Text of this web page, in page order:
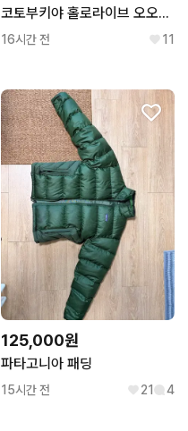
코토부키야 홀로라이브 오오조라 스바루 스케일 피규어
16시간 전 11
125,000원
파타고니아 패딩
15시간 전 21 4